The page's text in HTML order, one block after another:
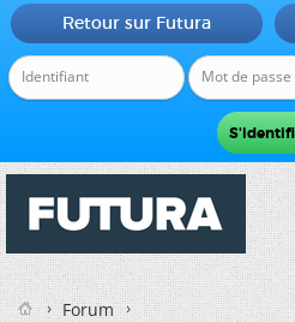
Retour sur Futura
Forum